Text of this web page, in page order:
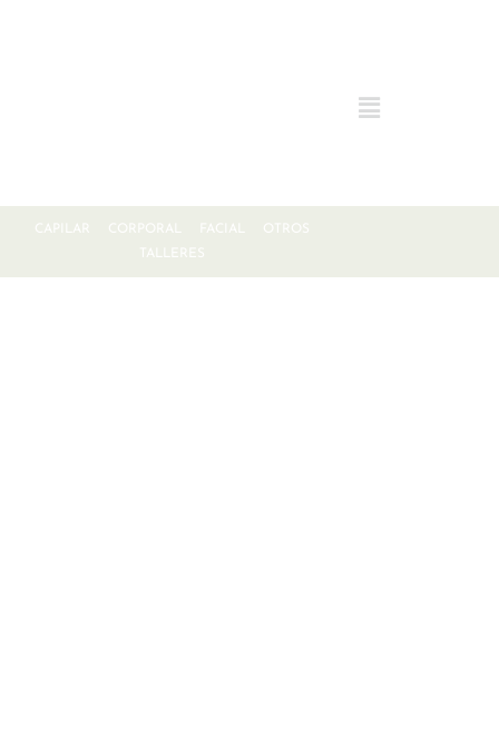
CAPILAR CORPORAL FACIAL
OTROS
TALLERES